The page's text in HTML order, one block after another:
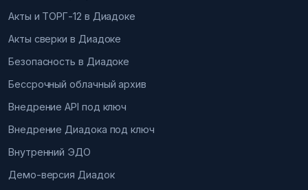
Акты и ТОРГ-12 в Диадоке
Акты сверки в Диадоке
Безопасность в Диадоке
Бессрочный облачный архив
Внедрение API под ключ
Внедрение Диадока под ключ
Внутренний ЭДО
Демо-версия Диадок